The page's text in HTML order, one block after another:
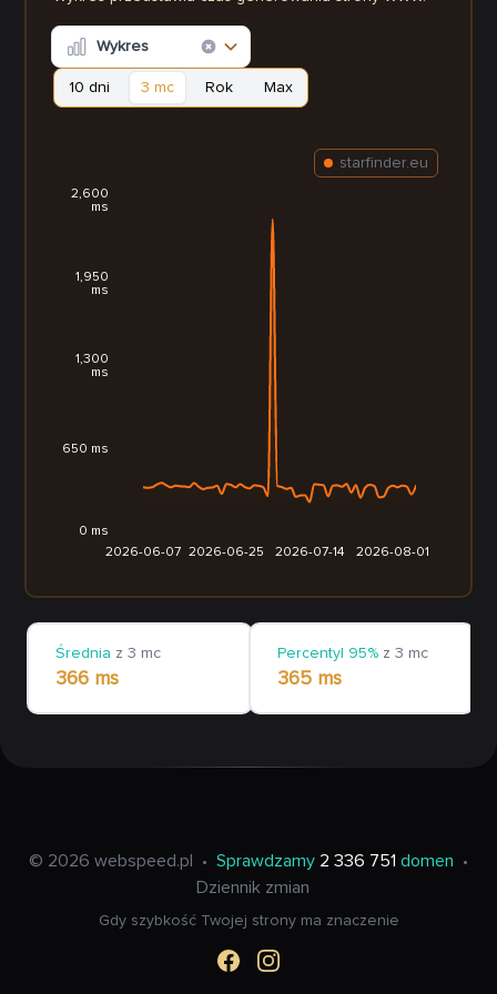
Wykres
10 dni 3 mc Rok Max
2026-06-07 2026-06-25 2026-07-14 2026-08-01
0 ms
650 ms
1,300
ms
1,950
ms
2,600
ms
starfinder.eu
Średnia z 3 mc
366 ms
Percentyl 95% z 3 mc
365 ms
© 2026 webspeed.pl • Sprawdzamy 2 336 751 domen
•
Dziennik zmian
Gdy szybkość Twojej strony ma znaczenie